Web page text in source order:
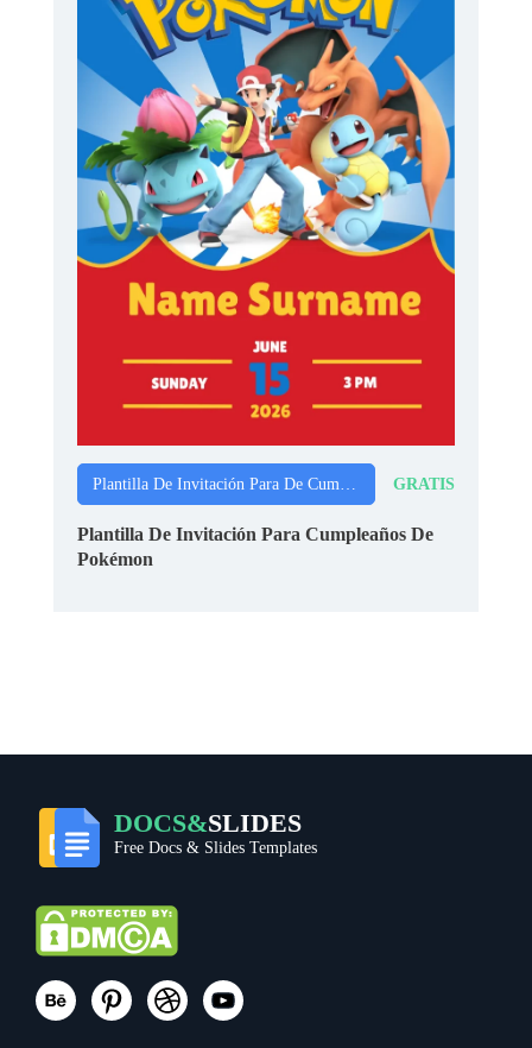
Plantilla De Invitación Para De Cumpleaños GRATIS
Plantilla De Invitación Para Cumpleaños De
Pokémon
DOCS&SLIDES
Free Docs & Slides Templates